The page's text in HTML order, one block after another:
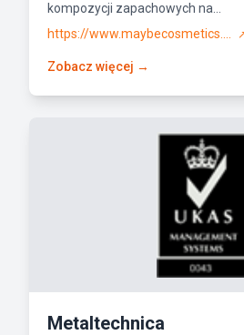
kompozycji zapachowych na...
https://www.maybecosmetics....
Zobacz więcej →
Metaltechnica